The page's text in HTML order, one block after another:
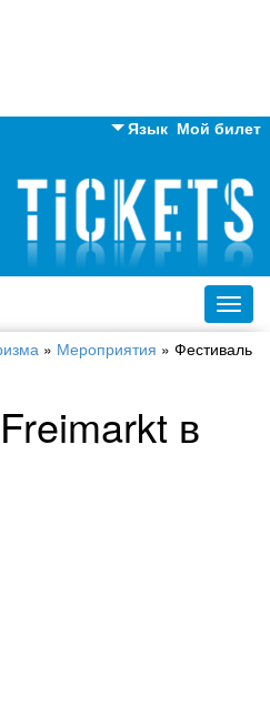
Мой билет
Язык
Английский
Русский
Украинский
» Мероприятия » Фестиваль
в